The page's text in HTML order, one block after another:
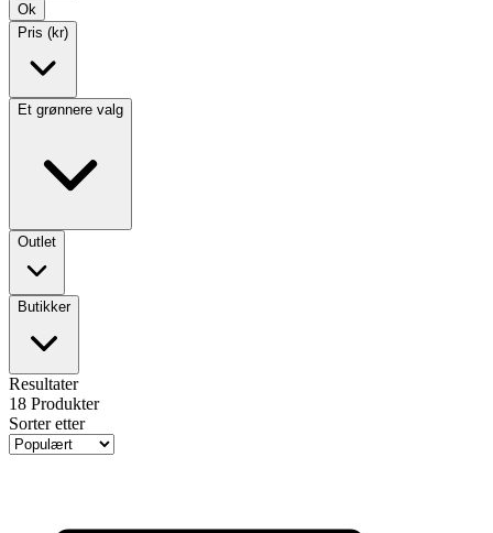
Ok
Pris (kr)
Et grønnere valg
Outlet
Butikker
Resultater
18 Produkter
Sorter etter